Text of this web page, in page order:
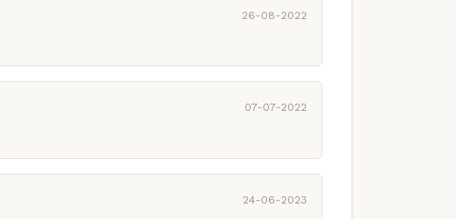
26-08-2022
07-07-2022
24-06-2023